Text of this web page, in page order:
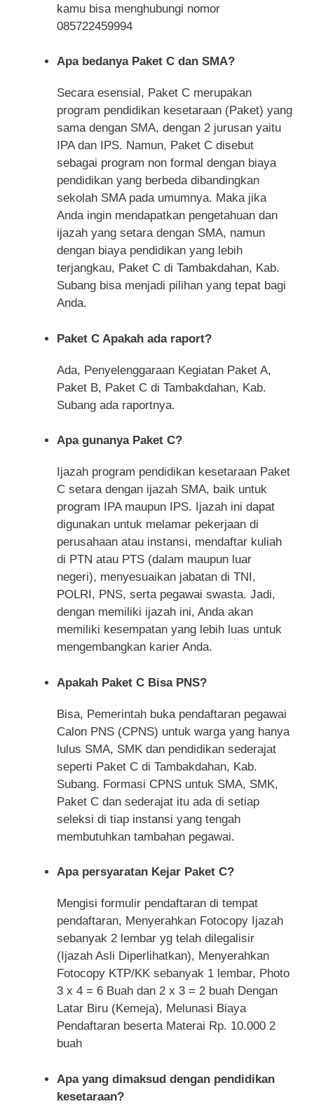
kamu bisa menghubungi nomor
085722459994
Apa bedanya Paket C dan SMA?
Secara esensial, Paket C merupakan
program pendidikan kesetaraan (Paket) yang
sama dengan SMA, dengan 2 jurusan yaitu
IPA dan IPS. Namun, Paket C disebut
sebagai program non formal dengan biaya
pendidikan yang berbeda dibandingkan
sekolah SMA pada umumnya. Maka jika
Anda ingin mendapatkan pengetahuan dan
ijazah yang setara dengan SMA, namun
dengan biaya pendidikan yang lebih
terjangkau, Paket C di Tambakdahan, Kab.
Subang bisa menjadi pilihan yang tepat bagi
Anda.
Paket C Apakah ada raport?
Ada, Penyelenggaraan Kegiatan Paket A,
Paket B, Paket C di Tambakdahan, Kab.
Subang ada raportnya.
Apa gunanya Paket C?
Ijazah program pendidikan kesetaraan Paket
C setara dengan ijazah SMA, baik untuk
program IPA maupun IPS. Ijazah ini dapat
digunakan untuk melamar pekerjaan di
perusahaan atau instansi, mendaftar kuliah
di PTN atau PTS (dalam maupun luar
negeri), menyesuaikan jabatan di TNI,
POLRI, PNS, serta pegawai swasta. Jadi,
dengan memiliki ijazah ini, Anda akan
memiliki kesempatan yang lebih luas untuk
mengembangkan karier Anda.
Apakah Paket C Bisa PNS?
Bisa, Pemerintah buka pendaftaran pegawai
Calon PNS (CPNS) untuk warga yang hanya
lulus SMA, SMK dan pendidikan sederajat
seperti Paket C di Tambakdahan, Kab.
Subang. Formasi CPNS untuk SMA, SMK,
Paket C dan sederajat itu ada di setiap
seleksi di tiap instansi yang tengah
membutuhkan tambahan pegawai.
Apa persyaratan Kejar Paket C?
Mengisi formulir pendaftaran di tempat
pendaftaran, Menyerahkan Fotocopy Ijazah
sebanyak 2 lembar yg telah dilegalisir
(Ijazah Asli Diperlihatkan), Menyerahkan
Fotocopy KTP/KK sebanyak 1 lembar, Photo
3 x 4 = 6 Buah dan 2 x 3 = 2 buah Dengan
Latar Biru (Kemeja), Melunasi Biaya
Pendaftaran beserta Materai Rp. 10.000 2
buah
Apa yang dimaksud dengan pendidikan
kesetaraan?